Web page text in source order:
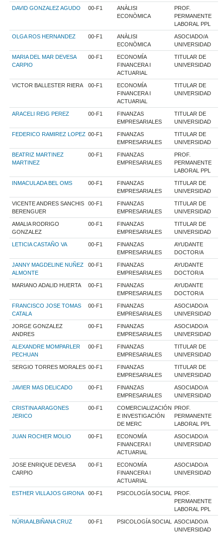
DAVID GONZALEZ AGUDO 00-F1
ANÀLISI
ECONÒMICA
PROF.
PERMANENTE
LABORAL PPL
OLGA ROS HERNANDEZ 00-F1
ANÀLISI
ECONÒMICA
ASOCIADO/A
UNIVERSIDAD
MARIA DEL MAR DEVESA
CARPIO
00-F1
ECONOMÍA
FINANCERA I
ACTUARIAL
TITULAR DE
UNIVERSIDAD
VICTOR BALLESTER RIERA 00-F1
ECONOMÍA
FINANCERA I
ACTUARIAL
TITULAR DE
UNIVERSIDAD
ARACELI REIG PEREZ 00-F1
FINANZAS
EMPRESARIALES
TITULAR DE
UNIVERSIDAD
FEDERICO RAMIREZ LOPEZ 00-F1
FINANZAS
EMPRESARIALES
TITULAR DE
UNIVERSIDAD
BEATRIZ MARTINEZ
MARTINEZ
00-F1
FINANZAS
EMPRESARIALES
PROF.
PERMANENTE
LABORAL PPL
INMACULADA BEL OMS 00-F1
FINANZAS
EMPRESARIALES
TITULAR DE
UNIVERSIDAD
VICENTE ANDRES SANCHIS
BERENGUER
00-F1
FINANZAS
EMPRESARIALES
TITULAR DE
UNIVERSIDAD
AMALIA RODRIGO
GONZALEZ
00-F1
FINANZAS
EMPRESARIALES
TITULAR DE
UNIVERSIDAD
LETICIA CASTAÑO VA 00-F1
FINANZAS
EMPRESARIALES
AYUDANTE
DOCTOR/A
JANNY MAGDELINE NUÑEZ
ALMONTE
00-F1
FINANZAS
EMPRESARIALES
AYUDANTE
DOCTOR/A
MARIANO ADALID HUERTA 00-F1
FINANZAS
EMPRESARIALES
AYUDANTE
DOCTOR/A
FRANCISCO JOSE TOMAS
CATALA
00-F1
FINANZAS
EMPRESARIALES
ASOCIADO/A
UNIVERSIDAD
JORGE GONZALEZ
ANDRES
00-F1
FINANZAS
EMPRESARIALES
ASOCIADO/A
UNIVERSIDAD
ALEXANDRE MOMPARLER
PECHUAN
00-F1
FINANZAS
EMPRESARIALES
TITULAR DE
UNIVERSIDAD
SERGIO TORRES MORALES 00-F1
FINANZAS
EMPRESARIALES
TITULAR DE
UNIVERSIDAD
JAVIER MAS DELICADO 00-F1
FINANZAS
EMPRESARIALES
ASOCIADO/A
UNIVERSIDAD
CRISTINA ARAGONES
JERICO
00-F1
COMERCIALIZACIÓN
E INVESTIGACIÓN
DE MERC
PROF.
PERMANENTE
LABORAL PPL
JUAN ROCHER MOLIO 00-F1
ECONOMÍA
FINANCERA I
ACTUARIAL
ASOCIADO/A
UNIVERSIDAD
JOSE ENRIQUE DEVESA
CARPIO
00-F1
ECONOMÍA
FINANCERA I
ACTUARIAL
ASOCIADO/A
UNIVERSIDAD
ESTHER VILLAJOS GIRONA 00-F1 PSICOLOGÍA SOCIAL
PROF.
PERMANENTE
LABORAL PPL
NÚRIA ALBIÑANA CRUZ 00-F1 PSICOLOGÍA SOCIAL
ASOCIADO/A
UNIVERSIDAD